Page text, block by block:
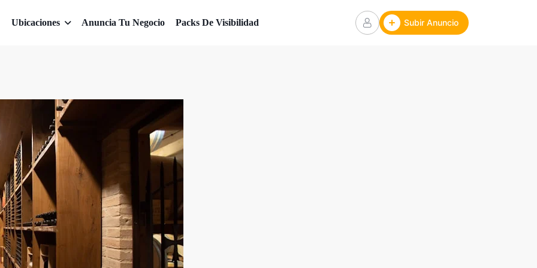
Ubicaciones Anuncia Tu Negocio Packs De Visibilidad Subir Anuncio